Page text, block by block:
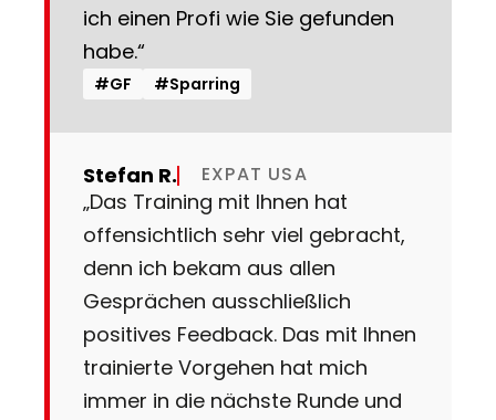
ich einen Profi wie Sie gefunden
habe.“
#GF #Sparring
Stefan R. EXPAT USA
„Das Training mit Ihnen hat
offensichtlich sehr viel gebracht,
denn ich bekam aus allen
Gesprächen ausschließlich
positives Feedback. Das mit Ihnen
trainierte Vorgehen hat mich
immer in die nächste Runde und